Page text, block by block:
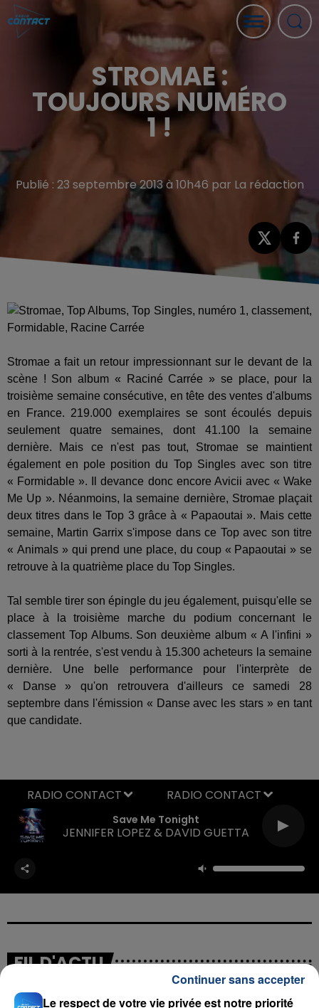
STROMAE :
TOUJOURS NUMÉRO
1 !
Publié : 23 septembre 2013 à 10h46 par La rédaction
Stromae a fait un retour impressionnant sur le devant de la
scène ! Son album « Raciné Carrée » se place, pour la
troisième semaine consécutive, en tête des ventes d'albums
en France. 219.000 exemplaires se sont écoulés depuis
seulement quatre semaines, dont 41.100 la semaine
dernière. Mais ce n'est pas tout, Stromae se maintient
également en pole position du Top Singles avec son titre
« Formidable ». Il devance donc encore Avicii avec « Wake
Me Up ». Néanmoins, la semaine dernière, Stromae plaçait
deux titres dans le Top 3 grâce à « Papaoutai ». Mais cette
semaine, Martin Garrix s'impose dans ce Top avec son titre
« Animals » qui prend une place, du coup « Papaoutai » se
retrouve à la quatrième place du Top Singles.
Tal semble tirer son épingle du jeu également, puisqu'elle se
place à la troisième marche du podium concernant le
classement Top Albums. Son deuxième album « A l'infini »
sorti à la rentrée, s'est vendu à 15.300 acheteurs la semaine
dernière. Une belle performance pour l'interprète de
« Danse » qu'on retrouvera d'ailleurs ce samedi 28
septembre dans l'émission « Danse avec les stars » en tant
que candidate.
Save Me Tonight
JENNIFER LOPEZ & DAVID GUETTA
RADIO CONTACT
FIL D'ACTU
Le respect de votre vie privée est notre priorité
Continuer sans accepter